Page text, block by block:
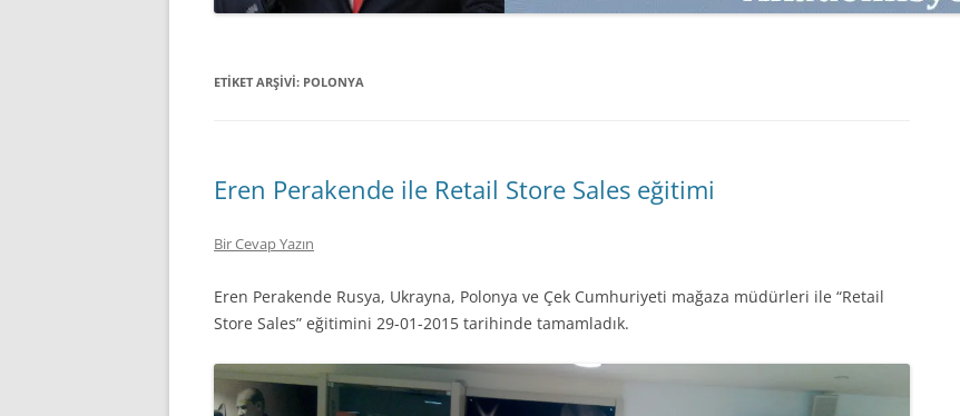
PAZARLAMADA YENI USTALIK
PAZARLAMA MUCIZE DEĞILDIR
SATMAK
ETIKET ARŞIVI: POLONYA
Eren Perakende ile Retail Store Sales eğitimi
Bir Cevap Yazın
Eren Perakende Rusya, Ukrayna, Polonya ve Çek Cumhuriyeti mağaza müdürleri ile “Retail
Store Sales” eğitimini 29-01-2015 tarihinde tamamladık.